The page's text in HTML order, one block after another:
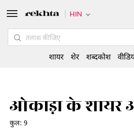
ओकाड़ा के शायर
कुल: 9
HIN
शायर शेर शब्दकोश